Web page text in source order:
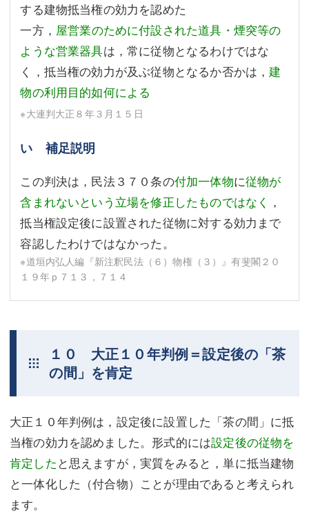
する建物抵当権の効力を認めた
一方， 屋営業のために付設された道具・煙突等の
ような営業器具は，常に従物となるわけではな
く，抵当権の効力が及ぶ従物となるか否かは，建
物の利用目的如何による
※大連判大正８年３月１５日
い 補足説明
この判決は，民法３７０条の付加一体物に従物が
含まれないという立場を修正したものではなく ，
抵当権設定後に設置された従物に対する効力まで
容認したわけではなかった。
※道垣内弘人編『新注釈民法（６）物権（３）』有斐閣２０
１９年ｐ７１３，７１４
１０ 大正１０年判例＝設定後の「茶
の間」を肯定
大正１０年判例は，設定後に設置した「茶の間」に抵
当権の効力を認めました。形式的には設定後の従物を
肯定した と思えますが，実質をみると，単に抵当建物
と一体化した（付合物）ことが理由であると考えられ
ます。